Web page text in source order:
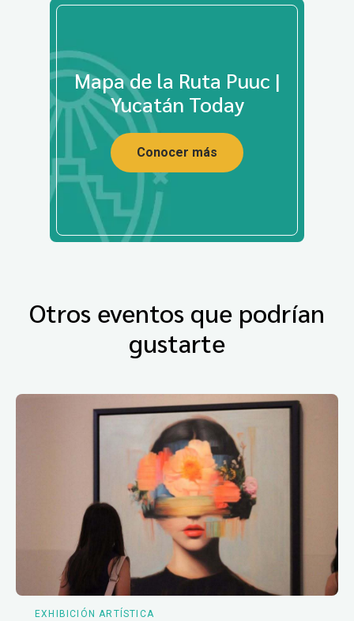
Mapa de la Ruta Puuc |
Yucatán Today
Conocer más
Otros eventos que podrían
gustarte
EXHIBICIÓN ARTÍSTICA